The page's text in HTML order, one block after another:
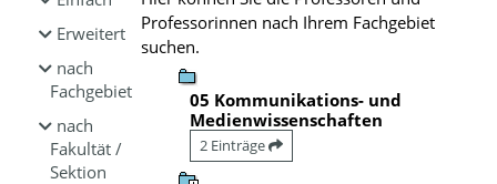
Erweitert
nach
Fachgebiet
nach
Fakultät /
Sektion
Professorinnen nach Ihrem Fachgebiet
suchen.
05 Kommunikations- und
Medienwissenschaften
2 Einträge